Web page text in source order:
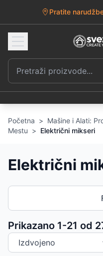
Pratite
Početna > Mašine i Alati:
Mestu > Električni mikseri
Električni
Prikazano 1-21 od
Sortiranje proizvoda